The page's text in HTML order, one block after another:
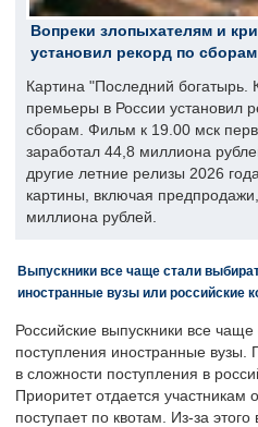
Вопреки злопыхателям и
установил рекорд по
Картина "Последний богатырь.
премьеры в России установил
сборам. Фильм к 19.00 мск
заработал 44,8 миллиона
другие летние релизы 2026
картины, включая
миллиона рублей.
Выпускники все чаще стали
иностранные вузы или российские
Российские выпускники все
поступления иностранные вузы.
в сложности поступления в
Приоритет отдается участникам
поступает по квотам. Из-за